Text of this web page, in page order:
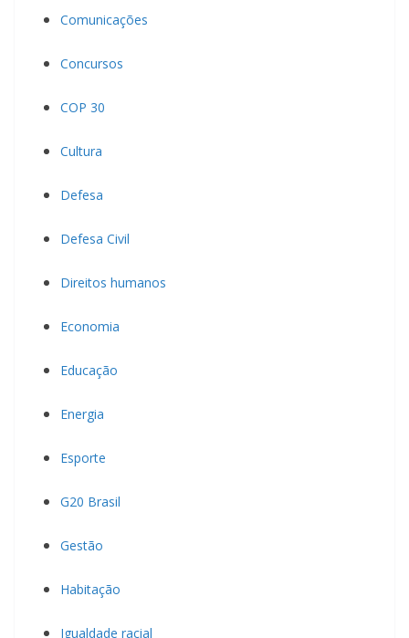
Comunicações
Concursos
COP 30
Cultura
Defesa
Defesa Civil
Direitos humanos
Economia
Educação
Energia
Esporte
G20 Brasil
Gestão
Habitação
Igualdade racial